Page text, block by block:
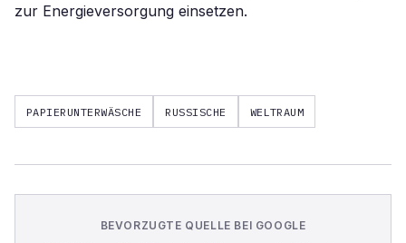
zur Energieversorgung einsetzen.
PAPIERUNTERWÄSCHE RUSSISCHE WELTRAUM
BEVORZUGTE QUELLE BEI GOOGLE